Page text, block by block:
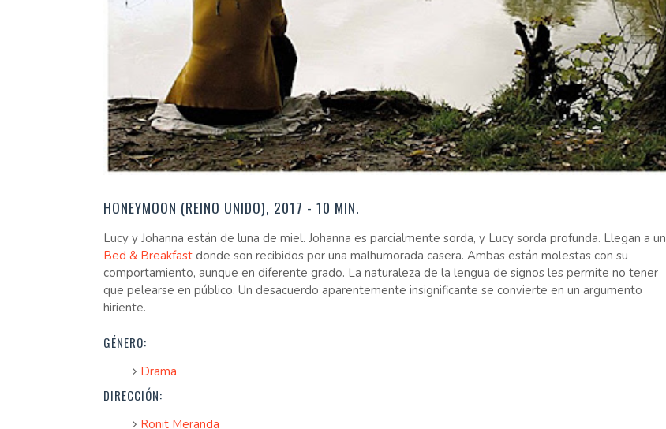
HONEYMOON (REINO UNIDO), 2017 - 10 MIN.
Lucy y Johanna están de luna de miel. Johanna es parcialmente sorda, y Lucy sorda profunda. Llegan a un
Bed & Breakfastdonde son recibidos por una malhumorada casera. Ambas están molestas con su
comportamiento, aunque en diferente grado. La naturaleza de la lengua de signos les permite no tener
que pelearse en público. Un desacuerdo aparentemente insignificante se convierte en un argumento
hiriente.
GÉNERO:
Drama
DIRECCIÓN:
Ronit Meranda